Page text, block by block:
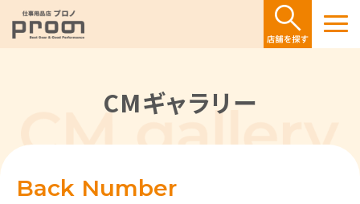
CMギャラリー
Back Number